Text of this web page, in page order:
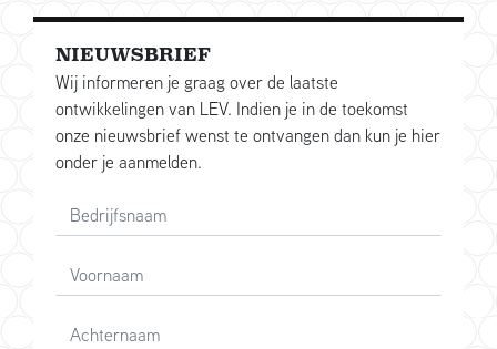
NIEUWSBRIEF
Wij informeren je graag over de laatste
ontwikkelingen van LEV. Indien je in de toekomst
onze nieuwsbrief wenst te ontvangen dan kun je hier
onder je aanmelden.